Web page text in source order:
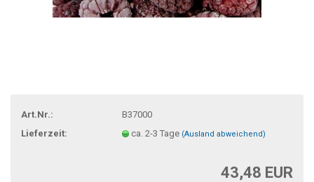
Art.Nr.:
B37000
Lieferzeit:
ca. 2-3 Tage (Ausland abweichend)
43,48 EUR